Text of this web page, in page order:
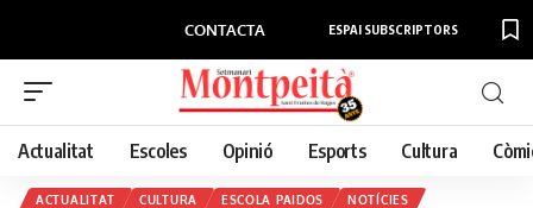
CONTACTA ESPAI SUBSCRIPTORS
Actualitat Escoles Opinió Esports Cultura
ACTUALITAT CULTURA ESCOLA PAIDOS NOTÍCIES